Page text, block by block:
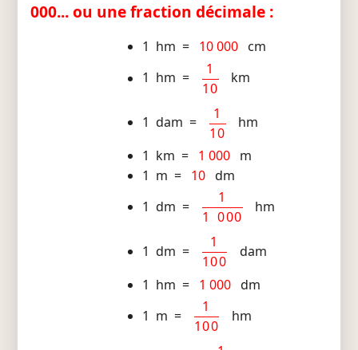
000... ou une fraction décimale :
1 hm = 10 000 cm
1 hm =
1
10
km
1 dam =
1
10
hm
1 km = 1 000 m
1 m = 10dm
1 dm =
1
1 000
hm
1 dm =
1
100
dam
1 hm = 1 000dm
1 m =
1
100
hm